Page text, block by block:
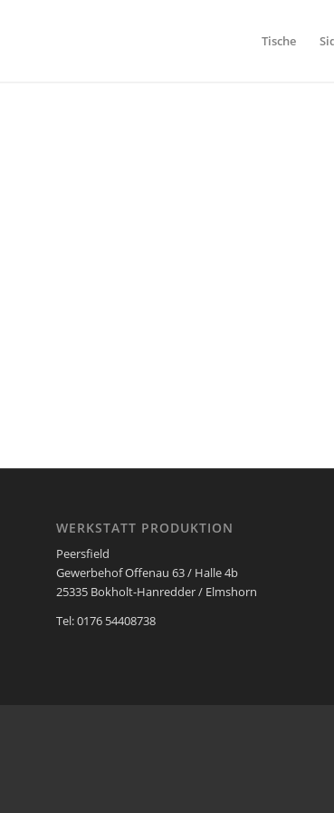
Tische
WERKSTATT PRODUKTION
Peersfield
Gewerbehof Offenau 63 / Halle 4b
25335 Bokholt-Hanredder / Elmshorn
Tel: 0176 54408738